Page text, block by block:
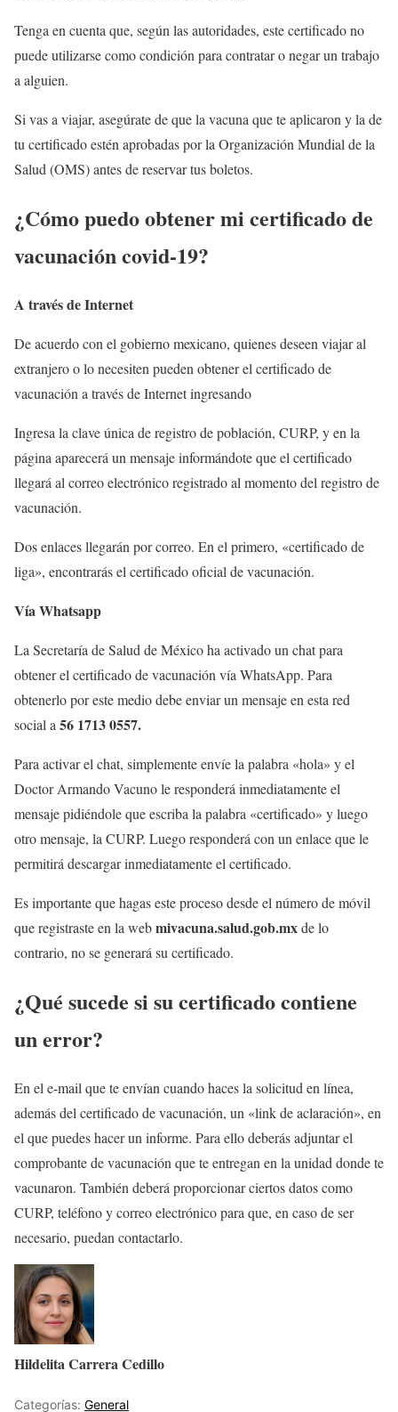
Tenga en cuenta que, según las autoridades, este certificado no
puede utilizarse como condición para contratar o negar un trabajo
a alguien.
Si vas a viajar, asegúrate de que la vacuna que te aplicaron y la de
tu certificado estén aprobadas por la Organización Mundial de la
Salud (OMS) antes de reservar tus boletos.
¿Cómo puedo obtener mi certificado de
vacunación covid-19?
A través de Internet
De acuerdo con el gobierno mexicano, quienes deseen viajar al
extranjero o lo necesiten pueden obtener el certificado de
vacunación a través de Internet ingresando
Ingresa la clave única de registro de población, CURP, y en la
página aparecerá un mensaje informándote que el certificado
llegará al correo electrónico registrado al momento del registro de
vacunación.
Dos enlaces llegarán por correo. En el primero, «certificado de
liga», encontrarás el certificado oficial de vacunación.
Vía Whatsapp
La Secretaría de Salud de México ha activado un chat para
obtener el certificado de vacunación vía WhatsApp. Para
obtenerlo por este medio debe enviar un mensaje en esta red
social a 56 1713 0557.
Para activar el chat, simplemente envíe la palabra «hola» y el
Doctor Armando Vacuno le responderá inmediatamente el
mensaje pidiéndole que escriba la palabra «certificado» y luego
otro mensaje, la CURP. Luego responderá con un enlace que le
permitirá descargar inmediatamente el certificado.
Es importante que hagas este proceso desde el número de móvil
que registraste en la webmivacuna.salud.gob.mxde lo
contrario, no se generará su certificado.
¿Qué sucede si su certificado contiene
un error?
En el e-mail que te envían cuando haces la solicitud en línea,
además del certificado de vacunación, un «link de aclaración», en
el que puedes hacer un informe. Para ello deberás adjuntar el
comprobante de vacunación que te entregan en la unidad donde te
vacunaron. También deberá proporcionar ciertos datos como
CURP, teléfono y correo electrónico para que, en caso de ser
necesario, puedan contactarlo.
Hildelita Carrera Cedillo
Categorías: General